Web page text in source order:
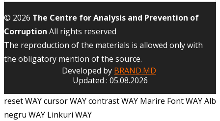
© 2026 The Centre for Analysis and Prevention of
Corruption All rights reserved
The reproduction of the materials is allowed only with
the obligatory mention of the source.
Developed by BRAND.MD
Updated : 05.08.2026
reset WAYcursor WAYcontrast WAY Marire Font WAYAlb
negru WAY Linkuri WAY